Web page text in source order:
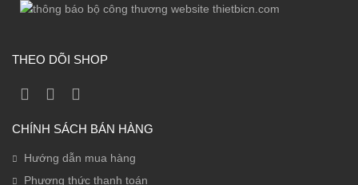
THEO DÕI SHOP
CHÍNH SÁCH BÁN HÀNG
Hướng dẫn mua hàng
Phương thức thanh toán